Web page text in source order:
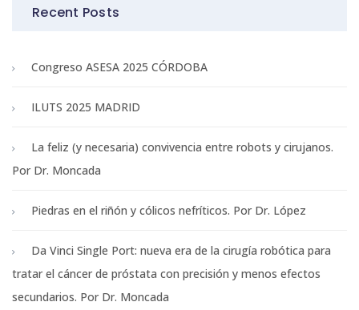
Recent Posts
Congreso ASESA 2025 CÓRDOBA
ILUTS 2025 MADRID
La feliz (y necesaria) convivencia entre robots y cirujanos.
Por Dr. Moncada
Piedras en el riñón y cólicos nefríticos. Por Dr. López
Da Vinci Single Port: nueva era de la cirugía robótica para
tratar el cáncer de próstata con precisión y menos efectos
secundarios. Por Dr. Moncada